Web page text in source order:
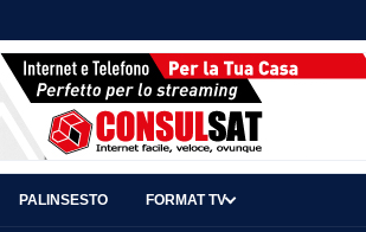
PALINSESTO FORMAT TV